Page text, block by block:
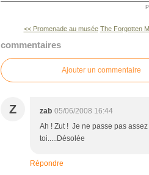
<< Promenade au musée The Forgotten
commentaires
Ajouter un commentaire
Z zab 05/06/2008 16:44
Ah ! Zut ! Je ne passe pas
toi.....Désolée
Répondre